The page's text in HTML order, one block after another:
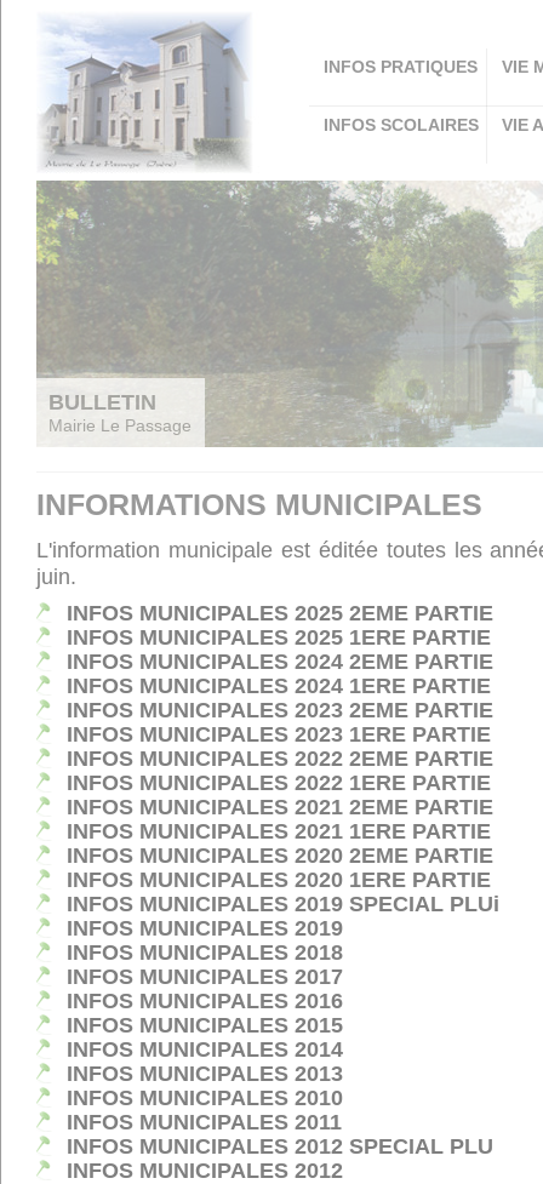
INFOS PRATIQUES VIE
INFOS SCOLAIRES VIE
BULLETIN
Mairie Le Passage
INFORMATIONS MUNICIPALES
L'information municipale est éditée toutes les
juin.
INFOS MUNICIPALES 2025 2EME PARTIE
INFOS MUNICIPALES 2025 1ERE PARTIE
INFOS MUNICIPALES 2024 2EME PARTIE
INFOS MUNICIPALES 2024 1ERE PARTIE
INFOS MUNICIPALES 2023 2EME PARTIE
INFOS MUNICIPALES 2023 1ERE PARTIE
INFOS MUNICIPALES 2022 2EME PARTIE
INFOS MUNICIPALES 2022 1ERE PARTIE
INFOS MUNICIPALES 2021 2EME PARTIE
INFOS MUNICIPALES 2021 1ERE PARTIE
INFOS MUNICIPALES 2020 2EME PARTIE
INFOS MUNICIPALES 2020 1ERE PARTIE
INFOS MUNICIPALES 2019 SPECIAL PLUi
INFOS MUNICIPALES 2019
INFOS MUNICIPALES 2018
INFOS MUNICIPALES 2017
INFOS MUNICIPALES 2016
INFOS MUNICIPALES 2015
INFOS MUNICIPALES 2014
INFOS MUNICIPALES 2013
INFOS MUNICIPALES 2010
INFOS MUNICIPALES 2011
INFOS MUNICIPALES 2012 SPECIAL PLU
INFOS MUNICIPALES 2012